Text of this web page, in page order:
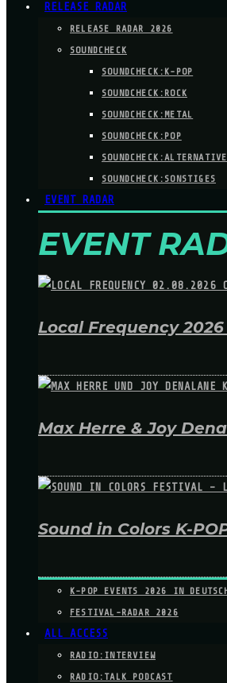
RELEASE RADAR
RELEASE RADAR 2026
SOUNDCHECK
SOUNDCHECK:K-POP
SOUNDCHECK:ROCK
SOUNDCHECK:METAL
SOUNDCHECK:POP
SOUNDCHECK:ALTERNATIVE
SOUNDCHECK:SONSTIGES
EVENT RADAR
EVENT
Local Frequency
Max Herre & Joy
Sound in Colors K-
K-POP EVENTS 2026 IN
FESTIVAL-RADAR 2026
ALL ACCESS
RADIO:INTERVIEW
RADIO:TALK PODCAST